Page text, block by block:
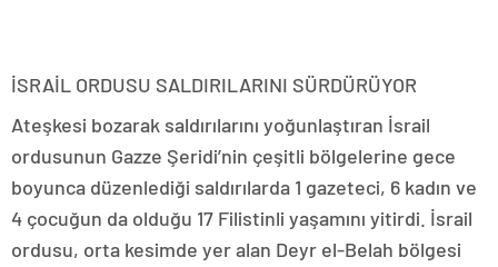
İSRAİL ORDUSU SALDIRILARINI SÜRDÜRÜYOR
Ateşkesi bozarak saldırılarını yoğunlaştıran İsrail
ordusunun Gazze Şeridi’nin çeşitli bölgelerine gece
boyunca düzenlediği saldırılarda 1 gazeteci, 6 kadın ve
4 çocuğun da olduğu 17 Filistinli yaşamını yitirdi. İsrail
ordusu, orta kesimde yer alan Deyr el-Belah bölgesi